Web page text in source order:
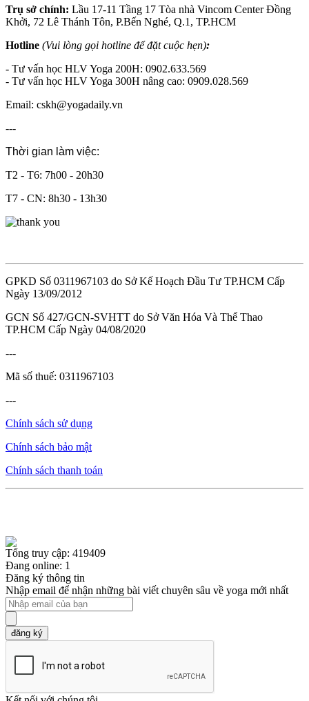
Trụ sở chính: Lầu 17-11 Tầng 17 Tòa nhà Vincom Center Đồng
Khởi, 72 Lê Thánh Tôn, P.Bến Nghé, Q.1, TP.HCM
Hotline (Vui lòng gọi hotline để đặt cuộc hẹn):
- Tư vấn học HLV Yoga 200H: 0902.633.569
- Tư vấn học HLV Yoga 300H nâng cao: 0909.028.569
Email: cskh@yogadaily.vn
---
Thời gian làm việc:
T2 - T6: 7h00 - 20h30
T7 - CN: 8h30 - 13h30
GPKD Số 0311967103 do Sở Kế Hoạch Đầu Tư TP.HCM Cấp
Ngày 13/09/2012
GCN Số 427/GCN-SVHTT do Sở Văn Hóa Và Thể Thao
TP.HCM Cấp Ngày 04/08/2020
---
Mã số thuế: 0311967103
---
Chính sách sử dụng
Chính sách bảo mật
Chính sách thanh toán
Tổng truy cập: 419409
Đang online: 1
Đăng ký thông tin
Nhập email để nhận những bài viết chuyên sâu về yoga mới nhất
đăng ký